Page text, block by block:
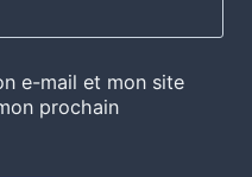
e-mail et mon site
prochain